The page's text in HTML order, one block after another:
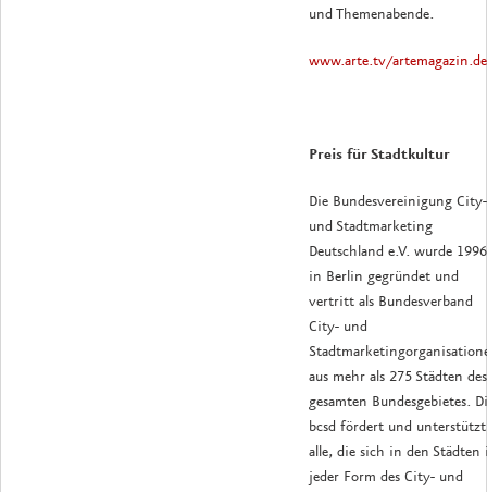
und Themenabende.
www.arte.tv/artemagazin.de
Preis für Stadtkultur
Die Bundesvereinigung City-
und Stadtmarketing
Deutschland e.V. wurde 1996
in Berlin gegründet und
vertritt als Bundesverband
City- und
aus mehr als 275 Städten des
gesamten Bundesgebietes.
bcsd fördert und unterstützt
alle, die sich in den Städten
jeder Form des City- und